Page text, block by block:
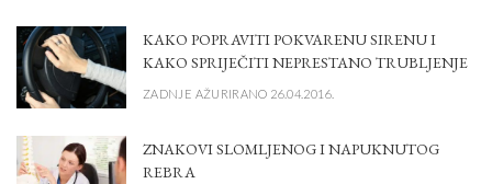
KAKO POPRAVITI POKVARENU SIRENU I
KAKO SPRIJEČITI NEPRESTANO TRUBLJENJE
ZADNJE AŽURIRANO 26.04.2016.
ZNAKOVI SLOMLJENOG I NAPUKNUTOG
REBRA